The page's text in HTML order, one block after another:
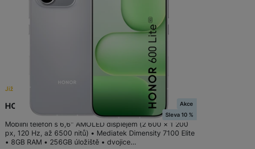
vhodné obsahy nebo reklamy jak
HONOR 600 Lite 256+8GB Velvet Grey
Již brzy
Akce
Sleva 10 %
Mobilní telefon s 6,6" AMOLED displejem (2 600 × 1 200
px, 120 Hz, až 6500 nitů) • Mediatek Dimensity 7100 Elite
• 8GB RAM • 256GB úložiště • dvojice…